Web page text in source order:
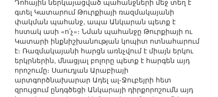
Դոհային ներկայացված պահանջների մեջ տեղ է
գտել Կատարում Թուրքիայի ռազմակայանի
փակման պահանջ, ապա Անկարան պետք է
հստակ ասի «ո՛չ»։ Նման պահանջը Թուրքիայի ու
Կատարի ինքնիշխանության կոպիտ ոտնահարում
է։ Ռազմակայանի հարցն առնչվում է միայն երկու
երկրներին, մնացյալ բոլորը պետք է հարգեն այդ
որոշումը։ Սաուդյան Արաբիայի
արտգործնախարար Ադել ալ-Ջուբեյրի հետ
զրույցում ընդգծեցի Անկարայի դիրքորոշումն այդ